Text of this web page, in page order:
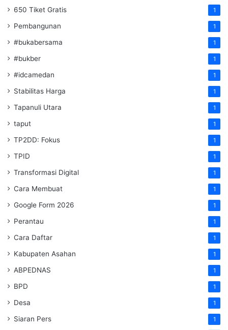
650 Tiket Gratis 1
Pembangunan 1
#bukabersama 1
#bukber 1
#idcamedan 1
Stabilitas Harga 1
Tapanuli Utara 1
taput 1
TP2DD: Fokus 1
TPID 1
Transformasi Digital 1
Cara Membuat 1
Google Form 2026 1
Perantau 1
Cara Daftar 1
Kabupaten Asahan 1
ABPEDNAS 1
BPD 1
Desa 1
Siaran Pers 1